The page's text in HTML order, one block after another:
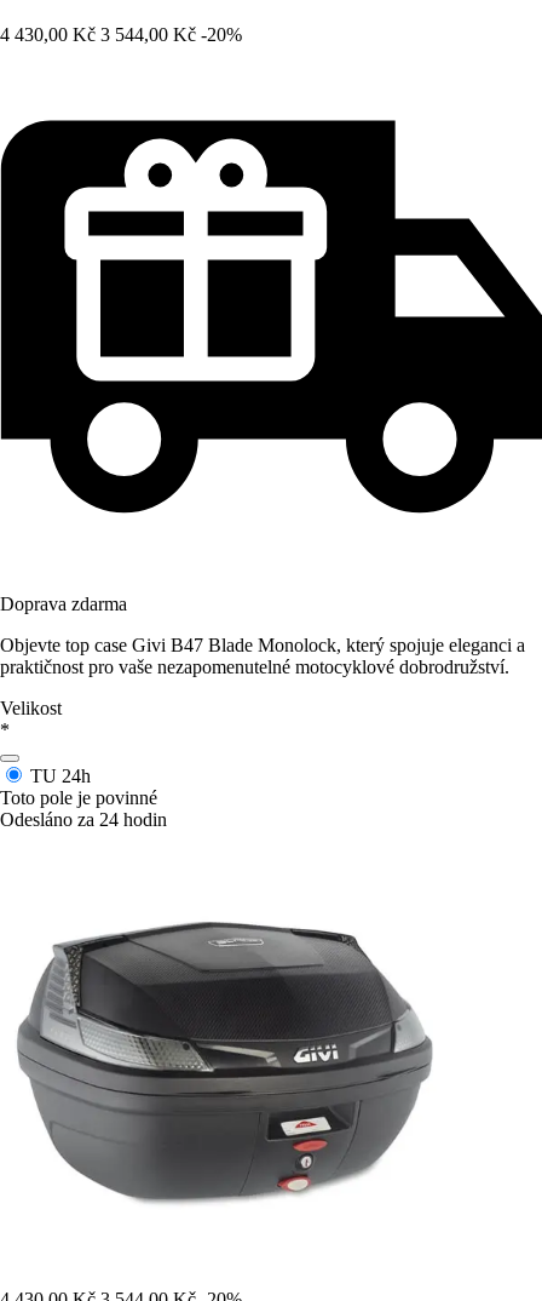
4 430,00 Kč 3 544,00 Kč -20%
Doprava zdarma
Objevte top case Givi B47 Blade Monolock, který spojuje eleganci a
praktičnost pro vaše nezapomenutelné motocyklové dobrodružství.
Velikost
*
TU 24h
Toto pole je povinné
Odesláno za 24 hodin